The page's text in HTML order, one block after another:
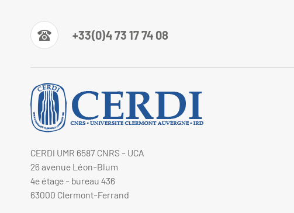
+33(0)4 73 17 74 08
CERDI UMR 6587 CNRS - UCA
26 avenue Léon-Blum
4e étage - bureau 436
63000 Clermont-Ferrand